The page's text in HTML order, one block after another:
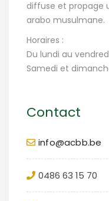
diffuse et propage
arabo musulmane.
Horaires :
Du lundi au
Samedi et
Contact
info@acbb.be
0486 63 15 70